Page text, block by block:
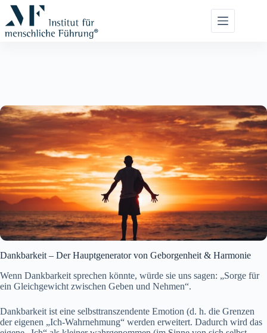
Zum
Inhalt
springen
Dankbarkeit – Der Hauptgenerator von Geborgenheit & Harmonie
Wenn Dankbarkeit sprechen könnte, würde sie uns sagen: „Sorge für
ein Gleichgewicht zwischen Geben und Nehmen“.
Dankbarkeit ist eine selbsttranszendente Emotion (d. h. die Grenzen
der eigenen „Ich-Wahrnehmung“ werden erweitert. Dadurch wird das